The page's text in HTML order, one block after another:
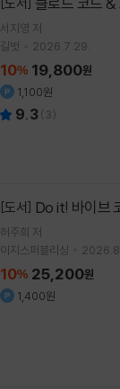
서지영 저
길벗
2026.7.29.
10% 19,800원
1,100원
9.3 ( 3)
[도서] Do it! 바이브
허주희 저
이지스퍼블리싱
10% 25,200원
1,400원